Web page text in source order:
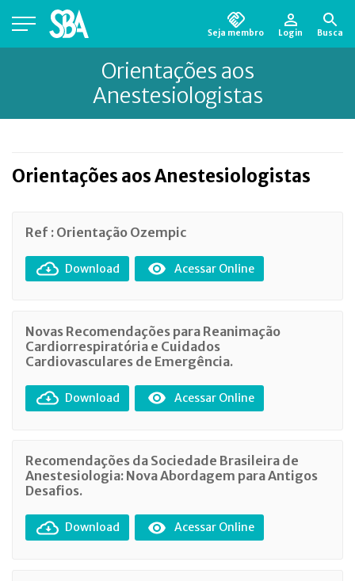
Seja membro Login Busca
Está em busca de algum documento?
para encontrá-lo.Orientações aos
Anestesiologistas
Orientações aos Anestesiologistas
Ref : Orientação Ozempic
Download Acessar Online
Novas Recomendações para Reanimação
Cardiorrespiratória e Cuidados
Cardiovasculares de Emergência.
Download Acessar Online
Recomendações da Sociedade Brasileira de
Anestesiologia: Nova Abordagem para Antigos
Desafios.
Download Acessar Online